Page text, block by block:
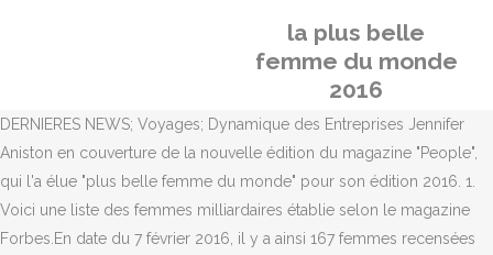
la plus belle
femme du monde
2016
DERNIERES NEWS; Voyages; Dynamique des Entreprises Jennifer
Aniston en couverture de la nouvelle édition du magazine "People",
qui l'a élue "plus belle femme du monde" pour son édition 2016. 1.
Voici une liste des femmes milliardaires établie selon le magazine
Forbes.En date du 7 février 2016, il y a ainsi 167 femmes recensées